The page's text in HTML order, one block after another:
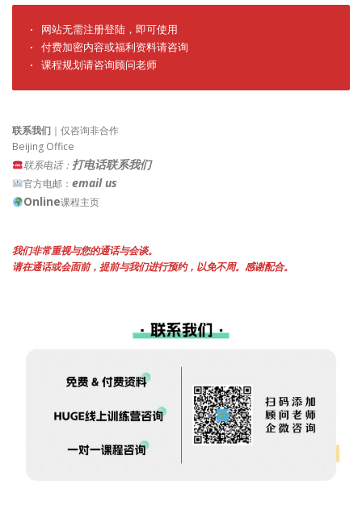
· 网站无需注册登陆，即可使用
· 付费加密内容或福利资料请咨询
· 课程规划请咨询顾问老师
联系我们 ｜仅咨询非合作
Beijing Office
联系电话： 打电话联系我们
官方电邮： email us
Online课程主页
我们非常重视与您的通话与会谈。
请在通话或会面前，提前与我们进行预约，以免不周。感谢配合。